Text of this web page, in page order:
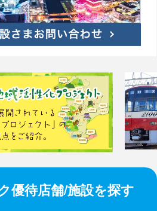
優待店舗/施設を探す